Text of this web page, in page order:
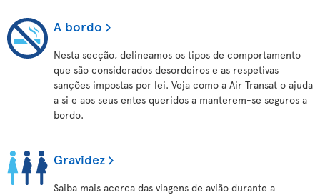
A bordo
Nesta secção, delineamos os tipos de comportamento
que são considerados desordeiros e as respetivas
sanções impostas por lei. Veja como a Air Transat o ajuda
a si e aos seus entes queridos a manterem-se seguros a
bordo.
Gravidez
Saiba mais acerca das viagens de avião durante a